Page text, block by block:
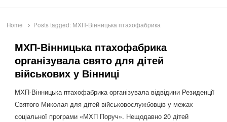
Home Posts tagged: МХП-Вінницька птахофабрика
МХП-Вінницька птахофабрика
організувала свято для дітей
військових у Вінниці
МХП-Вінницька птахофабрика організувала відвідини Резиденції
Святого Миколая для дітей військовослужбовців у межах
соціальної програми «МХП Поруч». Нещодавно 20 дітей